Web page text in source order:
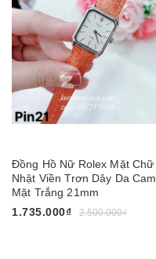
Đồng Hồ Nữ Rolex Mặt Chữ
Nhật Viền Trơn Dây Da Cam
Mặt Trắng 21mm
1.735.000₫
2.500.000₫